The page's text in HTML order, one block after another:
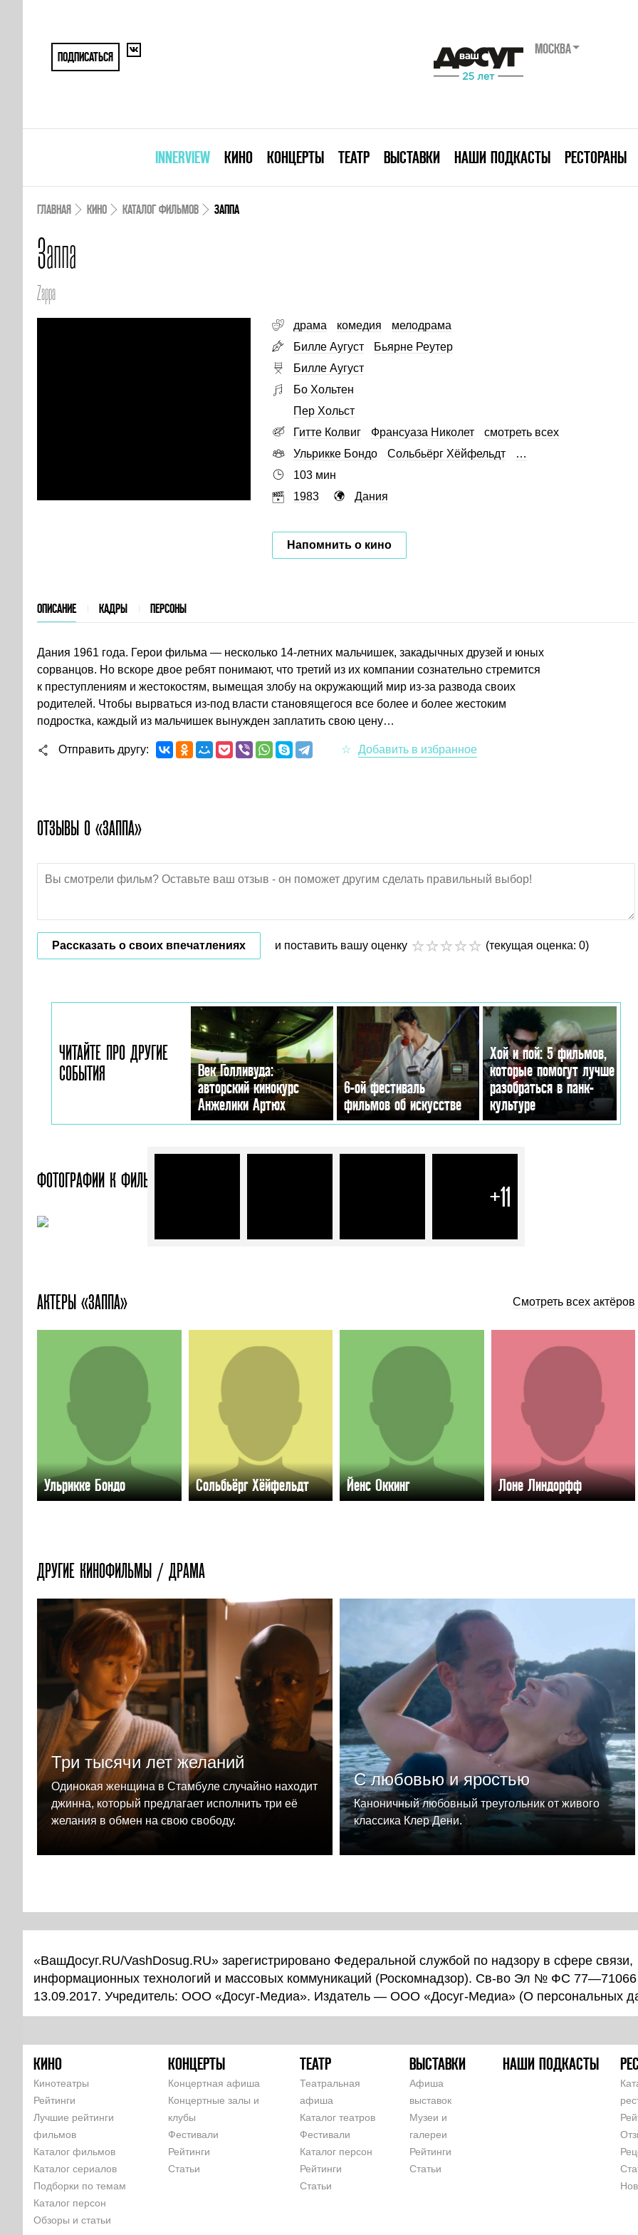
ПОДПИСАТЬСЯ
МОСКВА
INNERVIEW КИНО КОНЦЕРТЫ ТЕАТР ВЫСТАВКИ НАШИ ПОДКАСТЫ РЕСТОРАНЫ
ГЛАВНАЯ КИНО КАТАЛОГ ФИЛЬМОВ ЗАППА
Заппа
Zappa
драма комедия
мелодрама
Билле Аугуст
Бьярне Реутер
Билле Аугуст
Бо Хольтен
Пер Хольст
Гитте Колвиг
Франсуаза Николет
смотреть всех
Ульрикке Бондо
Сольбьёрг Хёйфельдт
…
103 мин
1983
Дания
Напомнить о кино
ОПИСАНИЕ КАДРЫ ПЕРСОНЫ
Дания 1961 года. Герои фильма — несколько 14-летних мальчишек, закадычных друзей и юных
сорванцов. Но вскоре двое ребят понимают, что третий из их компании сознательно стремится
к преступлениям и жестокостям, вымещая злобу на окружающий мир из-за развода своих
родителей. Чтобы вырваться из-под власти становящегося все более и более жестоким
подростка, каждый из мальчишек вынужден заплатить свою цену…
Отправить другу
ОТЗЫВЫ О «ЗАППА»
Рассказать о своих впечатлениях и поставить вашу оценку (текущая оценка: 0)
ЧИТАЙТЕ ПРО ДРУГИЕ
СОБЫТИЯ
Век Голливуда:
авторский кинокурс
Анжелики Артюх
6-ой фестиваль
фильмов об искусстве
Хой и пой: 5 фильмов,
которые помогут лучше
разобраться в панк-
культуре
ФОТОГРАФИИ К ФИЛЬМУ «ЗАППА»
+11
АКТЕРЫ «ЗАППА» Смотреть всех актёров
Ульрикке Бондо Сольбьёрг Хёйфельдт Йенс Оккинг Лоне Линдорфф
ДРУГИЕ КИНОФИЛЬМЫ / ДРАМА
Три тысячи лет желаний
Одинокая женщина в Стамбуле случайно находит
джинна, который предлагает исполнить три её
желания в обмен на свою свободу.
С любовью и яростью
Каноничный любовный треугольник от живого
классика Клер Дени.
«ВашДосуг.RU/VashDosug.RU» зарегистрировано Федеральной службой по надзору в сфере связи,
информационных технологий и массовых коммуникаций (Роскомнадзор). Св-во Эл № ФС 77—71066
13.09.2017. Учредитель: ООО «Досуг-Медиа». Издатель — ООО «Досуг-Медиа» (О персональных
КИНО
Кинотеатры
Рейтинги
Лучшие рейтинги
фильмов
Каталог фильмов
Каталог сериалов
Подборки по темам
Каталог персон
Обзоры и статьи
КОНЦЕРТЫ
Концертная афиша
Концертные залы и
клубы
Фестивали
Рейтинги
Статьи
ТЕАТР
Театральная
афиша
Каталог театров
Фестивали
Каталог персон
Рейтинги
Статьи
ВЫСТАВКИ
Афиша
выставок
Музеи и
галереи
Рейтинги
Статьи
НАШИ ПОДКАСТЫ